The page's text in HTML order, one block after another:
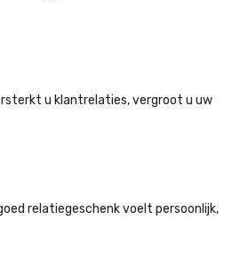
u klantrelaties, vergroot u uw
relatiegeschenk voelt persoonlijk,